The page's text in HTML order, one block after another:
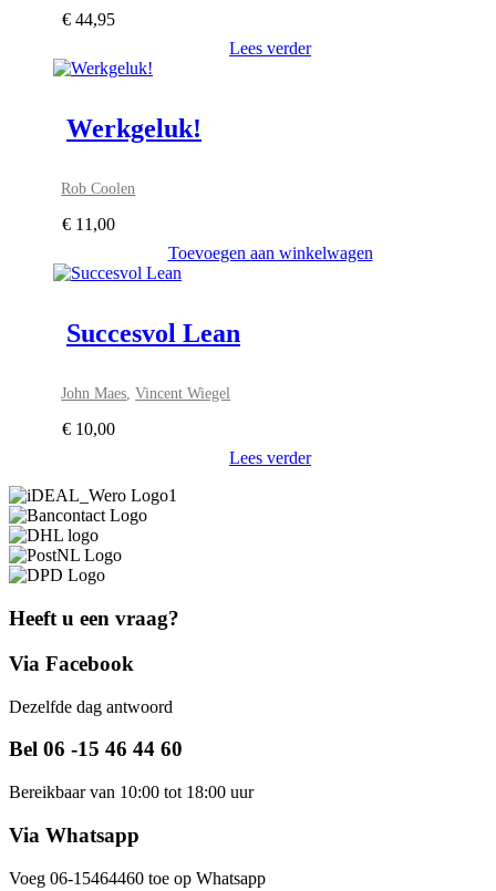
€ 44,95
Lees verder
Werkgeluk!
Rob Coolen
€ 11,00
Toevoegen aan winkelwagen
Succesvol Lean
John Maes,Vincent Wiegel
€ 10,00
Lees verder
Heeft u een vraag?
Via Facebook
Dezelfde dag antwoord
Bel 06 -15 46 44 60
Bereikbaar van 10:00 tot 18:00 uur
Via Whatsapp
Voeg 06-15464460 toe op Whatsapp